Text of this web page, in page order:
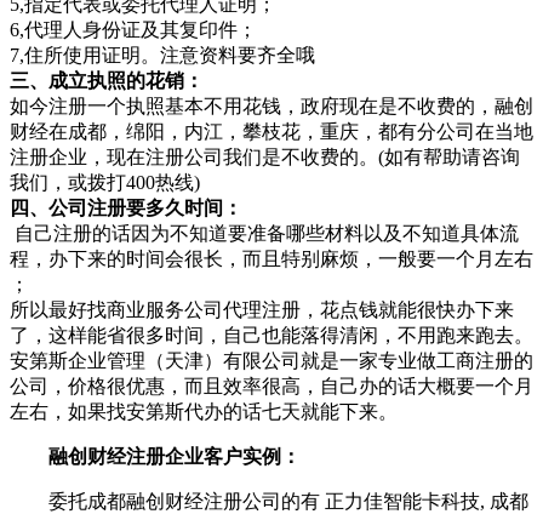
5,指定代表或委托代理人证明；
6,代理人身份证及其复印件；
7,住所使用证明。注意资料要齐全哦
三、成立执照的花销：
如今注册一个执照基本不用花钱，政府现在是不收费的，融创
财经在成都，绵阳，内江，攀枝花，重庆，都有分公司在当地
注册企业，现在注册公司我们是不收费的。(如有帮助请咨询
我们，或拨打400热线)
四、公司注册要多久时间：
自己注册的话因为不知道要准备哪些材料以及不知道具体流
程，办下来的时间会很长，而且特别麻烦，一般要一个月左右
；
所以最好找商业服务公司代理注册，花点钱就能很快办下来
了，这样能省很多时间，自己也能落得清闲，不用跑来跑去。
安第斯企业管理（天津）有限公司就是一家专业做工商注册的
公司，价格很优惠，而且效率很高，自己办的话大概要一个月
左右，如果找安第斯代办的话七天就能下来。
融创财经注册企业客户实例：
委托成都融创财经注册公司的有 正力佳智能卡科技, 成都